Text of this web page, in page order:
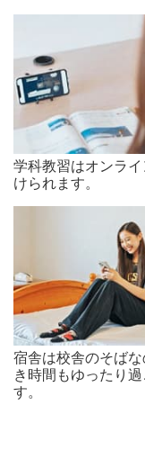
学科教習はオンライ
けられます。
宿舎は校舎のそばな
き時間もゆったり過
す。